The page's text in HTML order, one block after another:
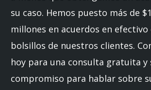
su caso. Hemos puesto más de
millones en acuerdos en efectivo
bolsillos de nuestros clientes.
hoy para una consulta gratuita y
compromiso para hablar sobre